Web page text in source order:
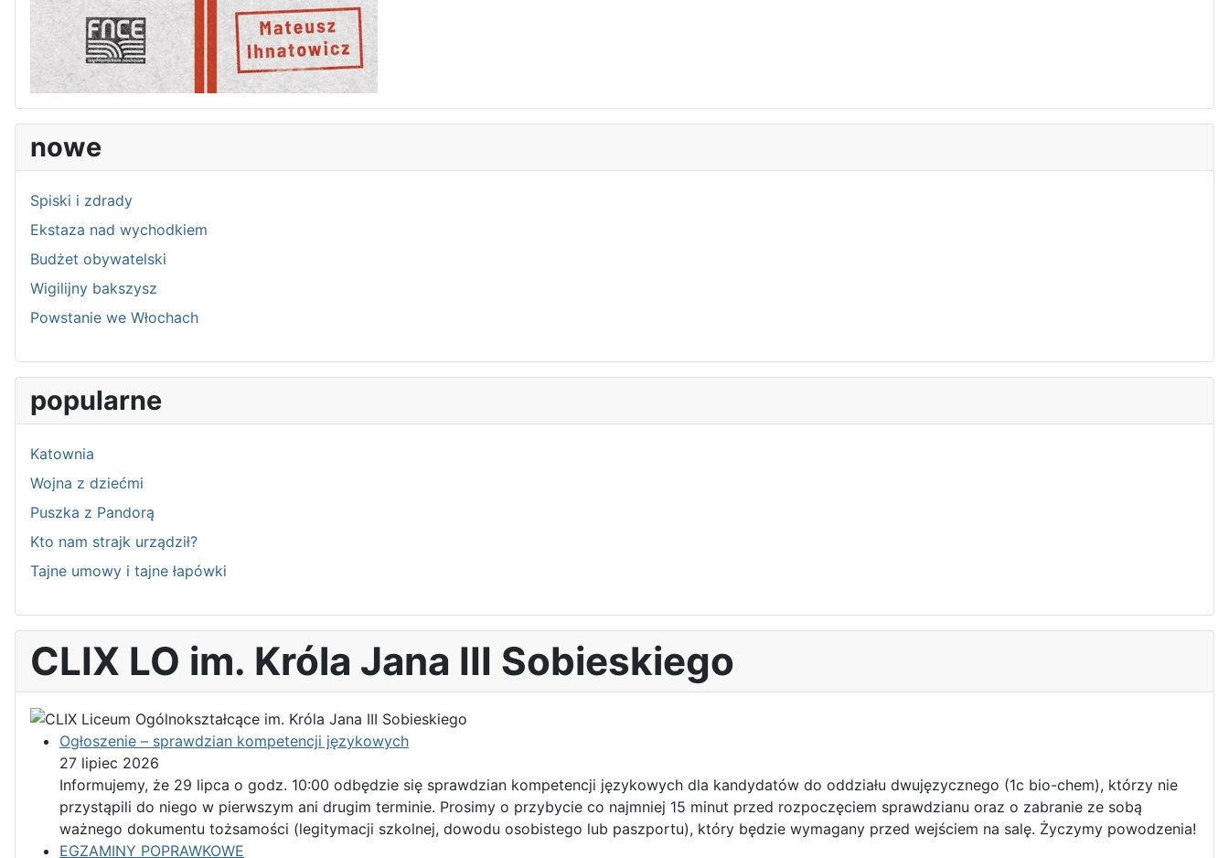
nowe
Spiski i zdrady
Ekstaza nad wychodkiem
Budżet obywatelski
Wigilijny bakszysz
Powstanie we Włochach
popularne
Katownia
Wojna z dziećmi
Puszka z Pandorą
Kto nam strajk urządził?
Tajne umowy i tajne łapówki
CLIX LO im. Króla Jana III Sobieskiego
Ogłoszenie – sprawdzian kompetencji językowych
27 lipiec 2026
Informujemy, że 29 lipca o godz. 10:00 odbędzie się sprawdzian kompetencji językowych dla kandydatów do oddziału dwujęzycznego (1c bio-chem), którzy nie
przystąpili do niego w pierwszym ani drugim terminie. Prosimy o przybycie co najmniej 15 minut przed rozpoczęciem sprawdzianu oraz o zabranie ze sobą
ważnego dokumentu tożsamości (legitymacji szkolnej, dowodu osobistego lub paszportu), który będzie wymagany przed wejściem na salę. Życzymy powodzenia!
EGZAMINY POPRAWKOWE